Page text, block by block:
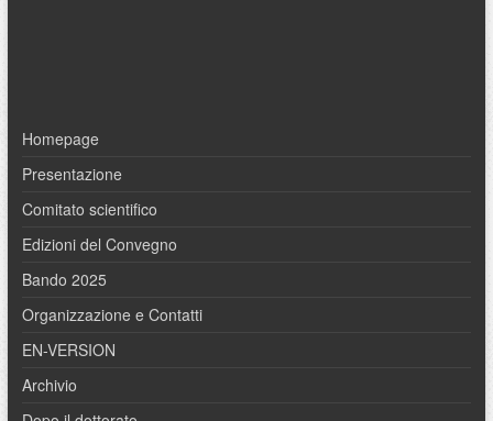
Homepage
Presentazione
Comitato scientifico
Edizioni del Convegno
Bando 2025
Organizzazione e Contatti
EN-VERSION
Archivio